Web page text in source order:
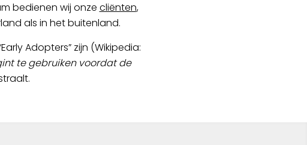
bedienen wij onze cliënten,
als in het buitenland.
Adopters” zijn (Wikipedia:
te gebruiken voordat de